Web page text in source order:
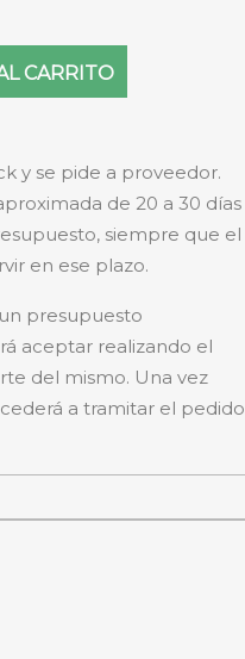
CARRITO
y se pide a proveedor.
de 20 a 30 días
siempre que el
en ese plazo.
presupuesto
aceptar realizando el
del mismo. Una vez
a tramitar el pedido